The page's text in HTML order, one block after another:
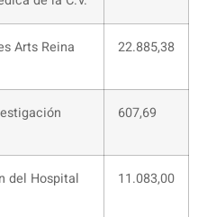
Arts Reina
22.885,38
607,69
del Hospital
11.083,00